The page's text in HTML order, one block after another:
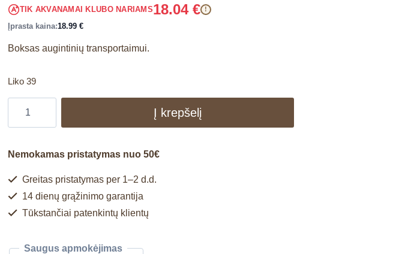
TIK AKVANAMAI KLUBO NARIAMS18.04 € !
Įprasta kaina:18.99 €
Boksas augintinių transportaimui.
Liko 39
Į krepšelį
Nemokamas pristatymas nuo 50€
Greitas pristatymas per 1–2 d.d.
14 dienų grąžinimo garantija
Tūkstančiai patenkintų klientų
Saugus apmokėjimas